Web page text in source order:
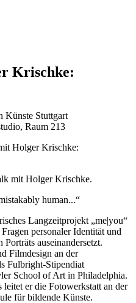
Krischke:
Künste Stuttgart
Raum 213
mit Holger Krischke.
human...“
Langzeitprojekt „me|you“
personaler Identität und
auseinandersetzt.
Filmdesign an der
Fulbright-Stipendiat
School of Art in Philadelphia.
leitet er die Fotowerkstatt an der
für bildende Künste.